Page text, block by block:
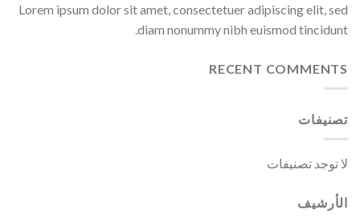
Lorem ipsum dolor sit amet, consectetuer adipiscing elit, sed
diam nonummy nibh euismod tincidunt.
RECENT COMMENTS
تصنيفات
لا توجد تصنيفات
الأرشيف